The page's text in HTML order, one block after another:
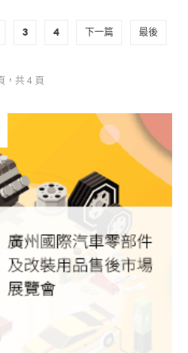
3 4 下一篇 最後
，共 4 頁